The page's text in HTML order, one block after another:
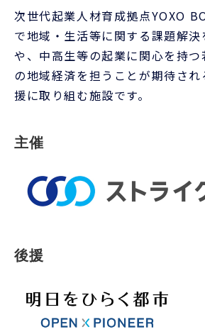
主催
後援
協力